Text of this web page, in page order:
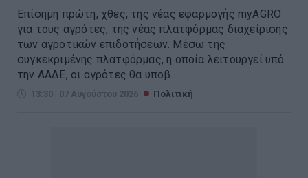
Επίσημη πρώτη, χθες, της νέας εφαρμογής myAGRO
για τους αγρότες, της νέας πλατφόρμας διαχείρισης
των αγροτικών επιδοτήσεων. Μέσω της
συγκεκριμένης πλατφόρμας, η οποία λειτουργεί υπό
την ΑΑΔΕ, οι αγρότες θα υποβ...
13:30 | 07 Αυγούστου 2026 Πολιτική